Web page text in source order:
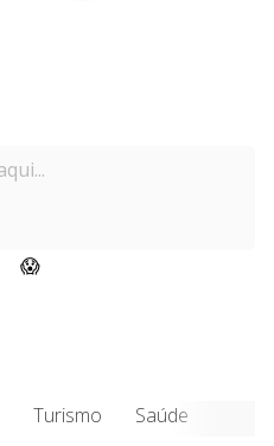
😱
Turismo Saúde